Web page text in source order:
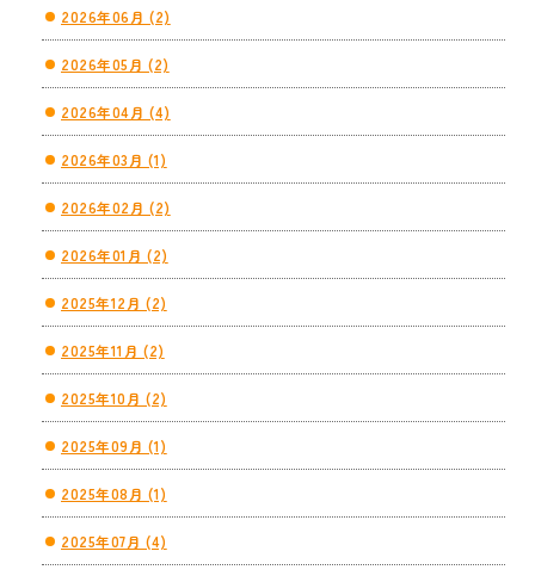
2026年06月 (2)
2026年05月 (2)
2026年04月 (4)
2026年03月 (1)
2026年02月 (2)
2026年01月 (2)
2025年12月 (2)
2025年11月 (2)
2025年10月 (2)
2025年09月 (1)
2025年08月 (1)
2025年07月 (4)